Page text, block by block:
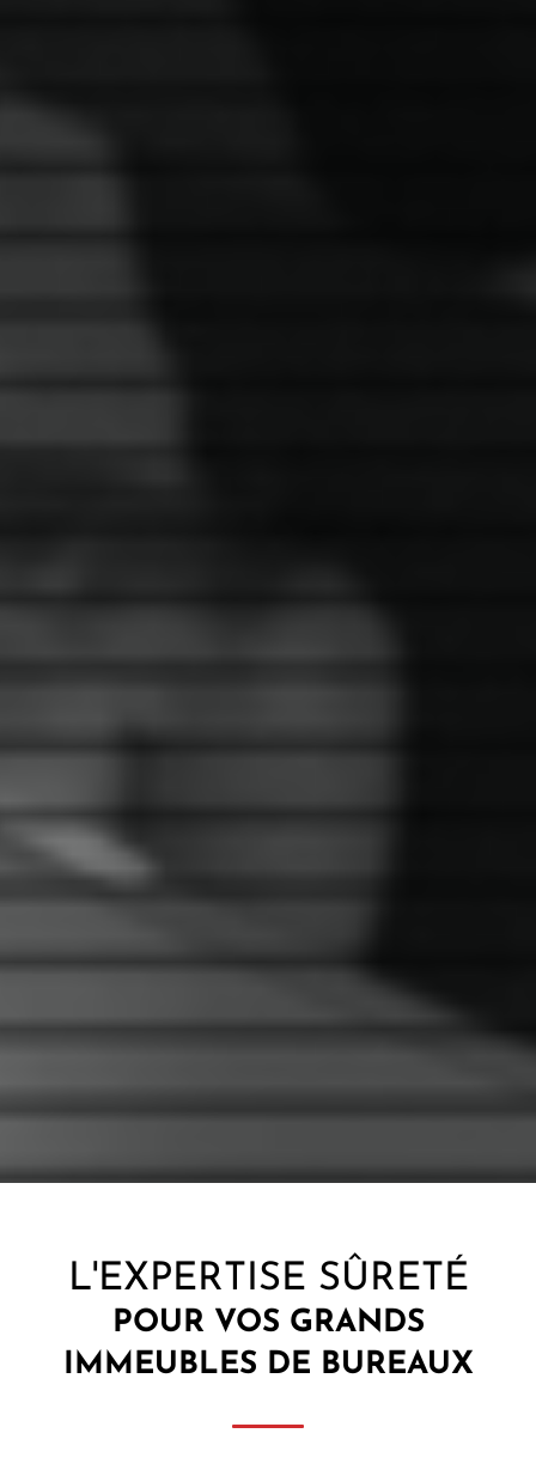
L'EXPERTISE SÛRETÉ
POUR VOS GRANDS
IMMEUBLES DE BUREAUX